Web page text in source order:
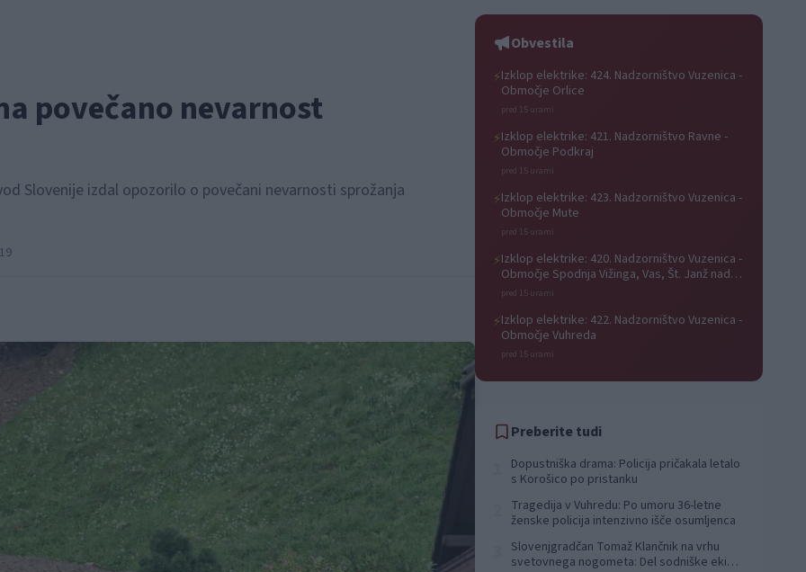
povečano nevarnost
Slovenije izdal opozorilo o povečani nevarnosti sprožanja
Obvestila
⚡Izklop elektrike: 424. Nadzorništvo Vuzenica -
Območje Orlice
pred 15 urami
⚡Izklop elektrike: 421. Nadzorništvo Ravne -
Območje Podkraj
pred 15 urami
⚡Izklop elektrike: 423. Nadzorništvo Vuzenica -
Območje Mute
pred 15 urami
⚡Izklop elektrike: 420. Nadzorništvo Vuzenica -
Območje Spodnja Vižinga, Vas, Št. Janž nad
Radljami, Suhi Vrh, Dobrava
pred 15 urami
⚡Izklop elektrike: 422. Nadzorništvo Vuzenica -
Območje Vuhreda
pred 15 urami
Preberite tudi
Dopustniška drama: Policija pričakala letalo
s Korošico po pristanku
Tragedija v Vuhredu: Po umoru 36-letne
ženske policija intenzivno išče osumljenca
Slovenjgradčan Tomaž Klančnik na vrhu
svetovnega nogometa: Del sodniške ekipe